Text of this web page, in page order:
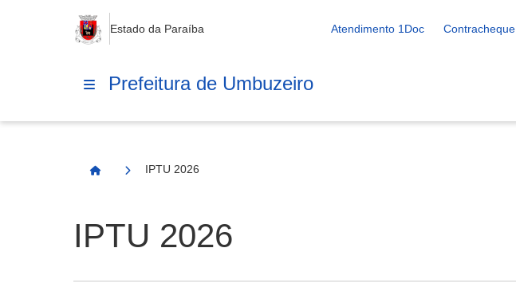
Estado da Paraíba Atendimento 1Doc Contracheque
Prefeitura de Umbuzeiro
Página Inicial
IPTU 2026
IPTU 2026